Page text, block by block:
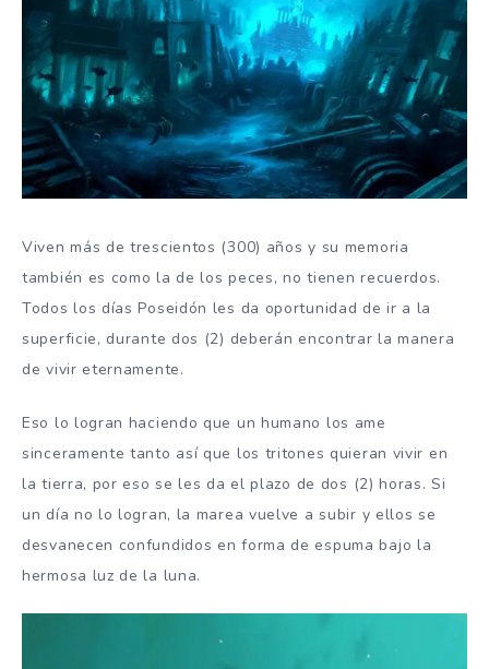
Viven más de trescientos (300) años y su memoria
también es como la de los peces, no tienen recuerdos.
Todos los días Poseidón les da oportunidad de ir a la
superficie, durante dos (2) deberán encontrar la manera
de vivir eternamente.
Eso lo logran haciendo que un humano los ame
sinceramente tanto así que los tritones quieran vivir en
la tierra, por eso se les da el plazo de dos (2) horas. Si
un día no lo logran, la marea vuelve a subir y ellos se
desvanecen confundidos en forma de espuma bajo la
hermosa luz de la luna.